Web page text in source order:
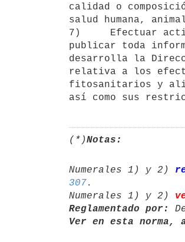
calidad o
salud humana,
7)     Efectuar
publicar toda
desarrolla la
relativa a los
fitosanitarios y
así como sus
(*)Notas:
Numerales 1) y 2)
307.
Numerales 1) y 2)
Reglamentado por:
Ver en esta norma,